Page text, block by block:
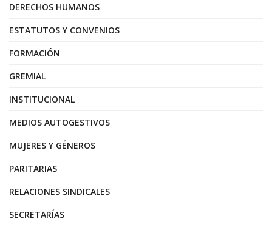
DERECHOS HUMANOS
ESTATUTOS Y CONVENIOS
FORMACIÓN
GREMIAL
INSTITUCIONAL
MEDIOS AUTOGESTIVOS
MUJERES Y GÉNEROS
PARITARIAS
RELACIONES SINDICALES
SECRETARÍAS